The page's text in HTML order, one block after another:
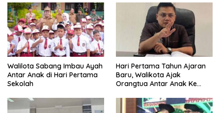
Walilota Sabang Imbau Ayah
Antar Anak di Hari Pertama
Sekolah
Hari Pertama Tahun Ajaran
Baru, Walikota Ajak
Orangtua Antar Anak Ke